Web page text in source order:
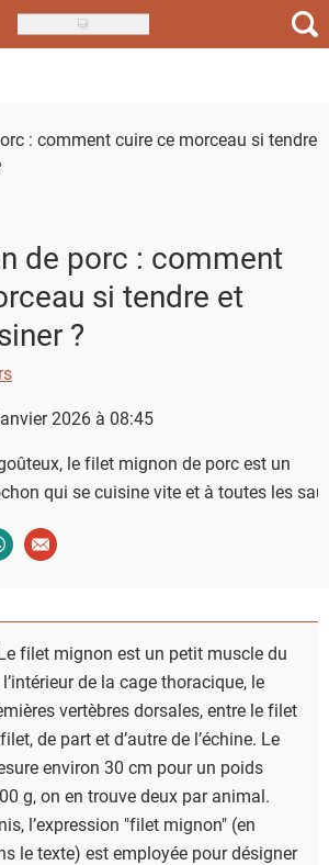
de porc : comment
si tendre et
?
2026 à 08:45
le filet mignon de porc est un
qui se cuisine vite et à toutes les
pinterest
sur whatsapp
Envoyer à un ami
filet mignon est un petit muscle du
de la cage thoracique, le
vertèbres dorsales, entre le filet
de part et d’autre de l’échine. Le
environ 30 cm pour un poids
g, on en trouve deux par animal.
l’expression "filet mignon" (en
le texte) est employée pour désigner